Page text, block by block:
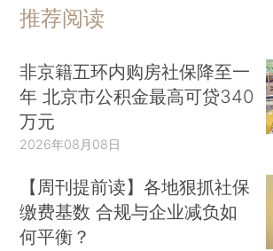
推荐阅读
非京籍五环内购房社保降至一
年 北京市公积金最高可贷340
万元
2026年08月08日
【周刊提前读】各地狠抓社保
缴费基数 合规与企业减负如
何平衡？